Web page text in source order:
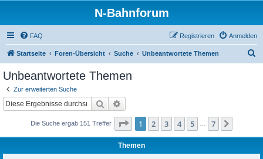
N-Bahnforum
FAQ Anmelden
Registrieren
Startseite Foren-Übersicht Suche Unbeantwortete Themen
Unbeantwortete Themen
Zur erweiterten Suche
Suche
Die Suche ergab 151 Treffer Seite 1von
1 2 3 4 5 7
Themen